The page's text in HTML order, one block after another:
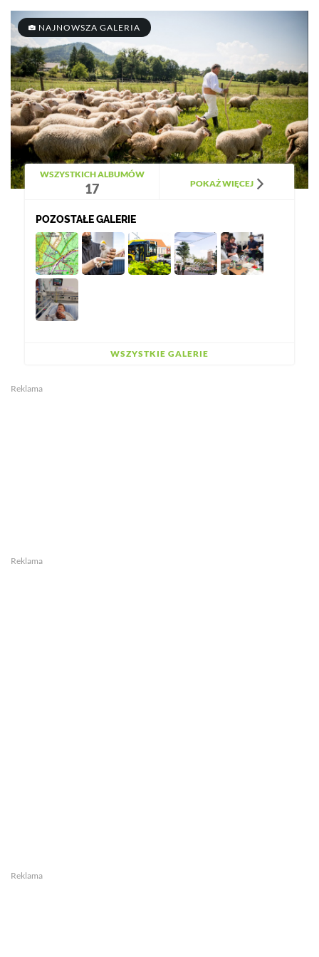
NAJNOWSZA GALERIA
WSZYSTKICH ALBUMÓW
17 POKAŻ WIĘCEJ
POZOSTAŁE GALERIE
WSZYSTKIE GALERIE
Reklama
Reklama
Reklama